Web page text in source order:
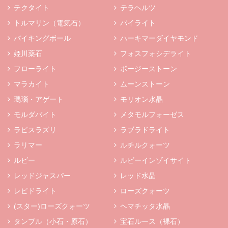
テクタイト
テラヘルツ
トルマリン（電気石）
パイライト
バイキングボール
ハーキマーダイヤモンド
姫川薬石
フォスフォシデライト
フローライト
ボージーストーン
マラカイト
ムーンストーン
瑪瑙・アゲート
モリオン水晶
モルダバイト
メタモルフォーゼス
ラピスラズリ
ラブラドライト
ラリマー
ルチルクォーツ
ルビー
ルビーインゾイサイト
レッドジャスパー
レッド水晶
レピドライト
ローズクォーツ
(スター)ローズクォーツ
ヘマチッタ水晶
タンブル（小石・原石）
宝石ルース（裸石）